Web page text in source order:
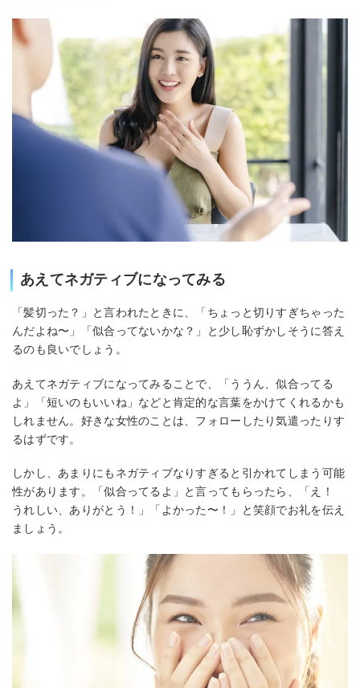
あえてネガティブになってみる
「髪切った？」と言われたときに、「ちょっと切りすぎちゃった
んだよね〜」「似合ってないかな？」と少し恥ずかしそうに答え
るのも良いでしょう。
あえてネガティブになってみることで、「ううん、似合ってる
よ」「短いのもいいね」などと肯定的な言葉をかけてくれるかも
しれません。好きな女性のことは、フォローしたり気遣ったりす
るはずです。
しかし、あまりにもネガティブなりすぎると引かれてしまう可能
性があります。「似合ってるよ」と言ってもらったら、「え！
うれしい、ありがとう！」「よかった〜！」と笑顔でお礼を伝え
ましょう。